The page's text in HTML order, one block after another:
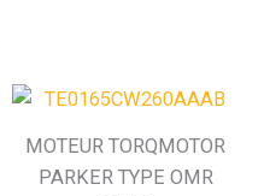
MOTEUR TORQMOTOR
PARKER TYPE OMR